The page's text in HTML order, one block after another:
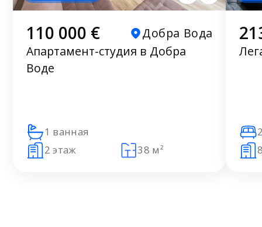
110 000 €
Добра Вода
Апартамент-студия в Добра
Воде
1 ванная
2 этаж
38 м²